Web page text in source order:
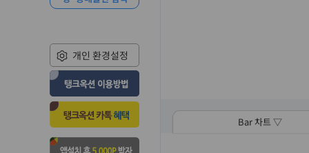
개인 환경설정
Bar 차트